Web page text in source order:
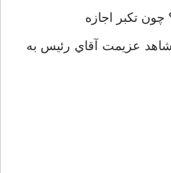
چون تكبر اجازه
عزيمت آقاي رئيس به